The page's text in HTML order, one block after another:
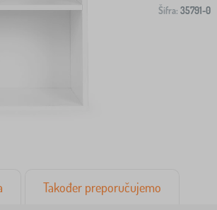
Šifra: 35791-0
Također preporučujemo